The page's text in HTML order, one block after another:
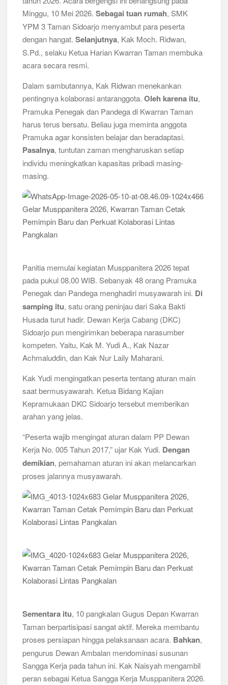
Bukan Cuma Kemah! Pramuka SMK YPM 3 Taman Adopsi
Sistem Kerja Industri Lewat KPDA
Kwarran Porong Gembleng Penegak Pramuka Lewat Pelatihan
Keprotokoleran
Siaga Ramaikan Pesta Siaga Kwarran Prambon 2026
Ceria Bersama Pramuka Siaga: Membangun Generasi Tangguh
dan Berkarakter
Karena Karakter Tidak Dibentuk di Ruang Nyaman, LT-1
SDN Pagerwojo Hadir Menempa Ketangguhan
Gelar Musppanitera 2026, Kwarran Taman Cetak Pemimpin
Baru dan Perkuat Kolaborasi Lintas Pangkalan
Ajang Kompetensi Antar Ambalan II SMKN 2 Buduran 2026
Diwarnai Penampilan Tari Kreasi Berselendang
Peringanti Momentum Hardiknas, Kwarran Sedati Gelar Rapat
Kerja
Minggu, 10 Mei 2026.Sebagai tuan rumah, SMK
YPM 3 Taman Sidoarjo menyambut para peserta
dengan hangat.Selanjutnya, Kak Moch. Ridwan,
S.Pd., selaku Ketua Harian Kwarran Taman membuka
acara secara resmi.
Dalam sambutannya, Kak Ridwan menekankan
pentingnya kolaborasi antaranggota.Oleh karena itu,
Pramuka Penegak dan Pandega di Kwarran Taman
harus terus bersatu. Beliau juga meminta anggota
Pramuka agar konsisten belajar dan beradaptasi.
Pasalnya, tuntutan zaman mengharuskan setiap
individu meningkatkan kapasitas pribadi masing-
masing.
Panitia memulai kegiatan Musppanitera 2026 tepat
pada pukul 08.00 WIB. Sebanyak 48 orang Pramuka
Penegak dan Pandega menghadiri musyawarah ini. Di
samping itu, satu orang peninjau dari Saka Bakti
Husada turut hadir. Dewan Kerja Cabang (DKC)
Sidoarjo pun mengirimkan beberapa narasumber
kompeten. Yaitu, Kak M. Yudi A., Kak Nazar
Achmaluddin, dan Kak Nur Laily Maharani.
Kak Yudi mengingatkan peserta tentang aturan main
saat bermusyawarah. Ketua Bidang Kajian
Kepramukaan DKC Sidoarjo tersebut memberikan
arahan yang jelas.
“Peserta wajib mengingat aturan dalam PP Dewan
Kerja No. 005 Tahun 2017,” ujar Kak Yudi. Dengan
demikian, pemahaman aturan ini akan melancarkan
proses jalannya musyawarah.
Sementara itu, 10 pangkalan Gugus Depan Kwarran
Taman berpartisipasi sangat aktif. Mereka membantu
proses persiapan hingga pelaksanaan acara. Bahkan,
pengurus Dewan Ambalan mendominasi susunan
Sangga Kerja pada tahun ini. Kak Naisyah mengambil
peran sebagai Ketua Sangga Kerja Musppanitera 2026.